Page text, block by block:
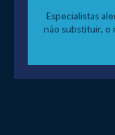
Especialistas
não substituir, o